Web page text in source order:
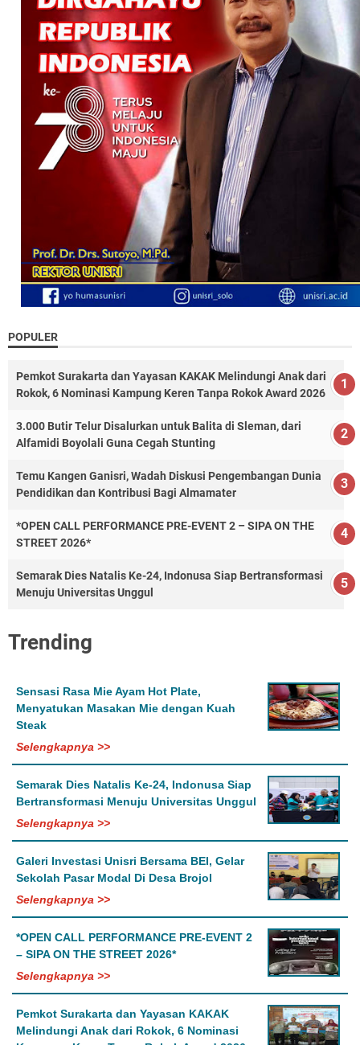
POPULER
Pemkot Surakarta dan Yayasan KAKAK Melindungi Anak dari
Rokok, 6 Nominasi Kampung Keren Tanpa Rokok Award 2026
3.000 Butir Telur Disalurkan untuk Balita di Sleman, dari
Alfamidi Boyolali Guna Cegah Stunting
Temu Kangen Ganisri, Wadah Diskusi Pengembangan Dunia
Pendidikan dan Kontribusi Bagi Almamater
*OPEN CALL PERFORMANCE PRE-EVENT 2 – SIPA ON THE
STREET 2026*
Semarak Dies Natalis Ke-24, Indonusa Siap Bertransformasi
Menuju Universitas Unggul
Trending
Sensasi Rasa Mie Ayam Hot Plate,
Menyatukan Masakan Mie dengan Kuah
Steak
Selengkapnya >>
Semarak Dies Natalis Ke-24, Indonusa Siap
Bertransformasi Menuju Universitas Unggul
Selengkapnya >>
Galeri Investasi Unisri Bersama BEI, Gelar
Sekolah Pasar Modal Di Desa Brojol
Selengkapnya >>
*OPEN CALL PERFORMANCE PRE-EVENT 2
– SIPA ON THE STREET 2026*
Selengkapnya >>
Pemkot Surakarta dan Yayasan KAKAK
Melindungi Anak dari Rokok, 6 Nominasi